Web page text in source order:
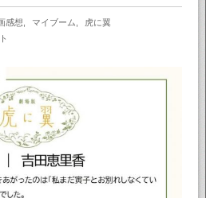
感想 マイブーム
虎に翼